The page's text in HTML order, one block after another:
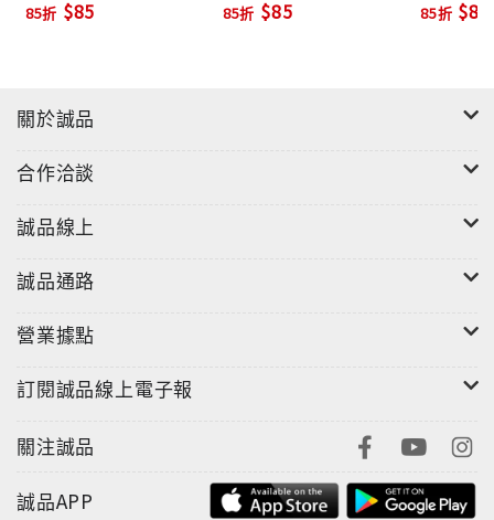
85折 $85 85折 $85 85折 $85
關於誠品
合作洽談
誠品線上
誠品通路
營業據點
訂閱誠品線上電子報
關注誠品
誠品APP